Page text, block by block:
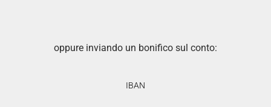
oppure inviando un bonifico sul conto:
IBAN